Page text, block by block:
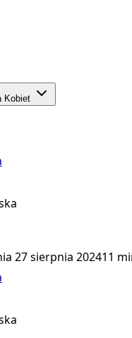
Kobiet
27 sierpnia 202411